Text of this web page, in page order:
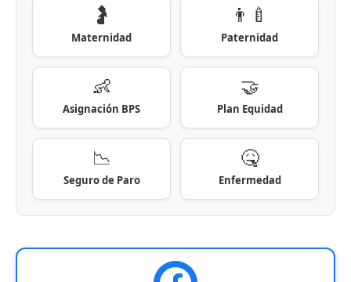
🤰
Maternidad
👨‍🍼
Paternidad
👶
Asignación BPS
🤝
Plan Equidad
📉
Seguro de Paro
🤒
Enfermedad